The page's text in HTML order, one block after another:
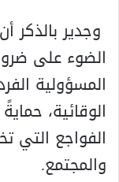
وجدير
الضوء على
المسؤولية
الوقائية،
الفواجع التي
والمجتمع.